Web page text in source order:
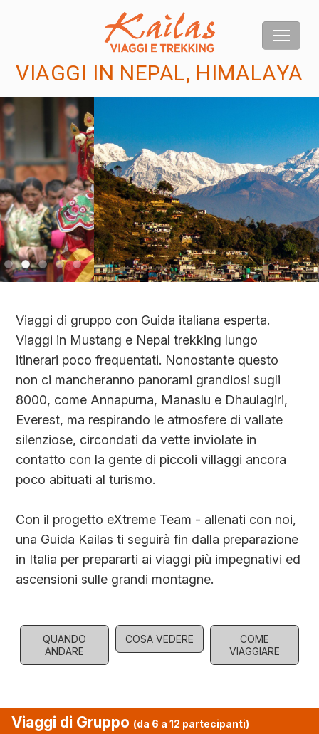
VIAGGI IN NEPAL, HIMALAYA
Viaggi di gruppo con Guida italiana esperta.
Viaggi in Mustang e Nepal trekking lungo
itinerari poco frequentati. Nonostante questo
non ci mancheranno panorami grandiosi sugli
8000, come Annapurna, Manaslu e Dhaulagiri,
Everest, ma respirando le atmosfere di vallate
silenziose, circondati da vette inviolate in
contatto con la gente di piccoli villaggi ancora
poco abituati al turismo.
Con il progetto eXtreme Team - allenati con noi,
una Guida Kailas ti seguirà fin dalla preparazione
in Italia per prepararti ai viaggi più impegnativi ed
ascensioni sulle grandi montagne.
QUANDO
ANDARE
COSA VEDERE
COME
VIAGGIARE
Viaggi di Gruppo (da 6 a 12 partecipanti)